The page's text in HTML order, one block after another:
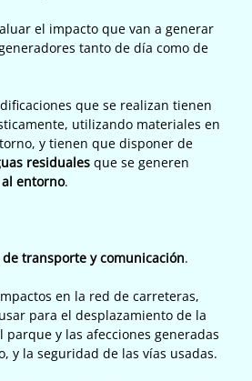
el impacto que van a generar
tanto de día como de
que se realizan tienen
utilizando materiales en
y tienen que disponer de
residuales que se generen
entorno.
transporte y comunicación.
en la red de carreteras,
para el desplazamiento de la
y las afecciones generadas
y la seguridad de las vías usadas.